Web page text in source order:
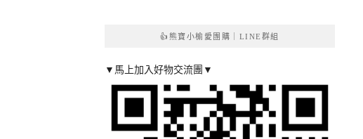
👍熊寶小榆愛團購｜LINE群組
▼馬上加入好物交流團▼